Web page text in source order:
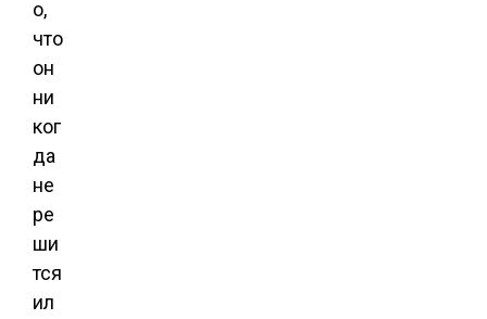
о,
что
он
ни
ког
да
не
ре
ши
тся
ил